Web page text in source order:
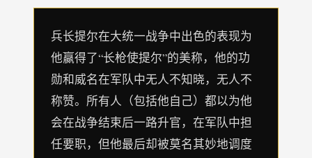
兵长提尔在大统一战争中出色的表现为
他赢得了“长枪使提尔”的美称，他的功
勋和威名在军队中无人不知晓，无人不
称赞。所有人（包括他自己）都以为他
会在战争结束后一路升官，在军队中担
任要职，但他最后却被莫名其妙地调度